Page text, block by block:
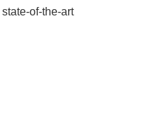
of-the-art